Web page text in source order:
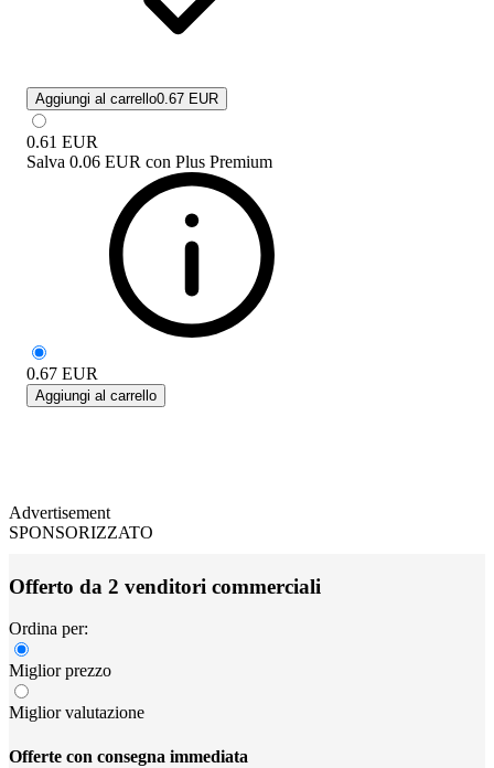
Aggiungi al carrello0.67 EUR
0.61 EUR
Salva 0.06 EUR con Plus Premium
0.67 EUR
Aggiungi al carrello
Advertisement
SPONSORIZZATO
Offerto da 2 venditori commerciali
Ordina per:
Miglior prezzo
Miglior valutazione
Offerte con consegna immediata